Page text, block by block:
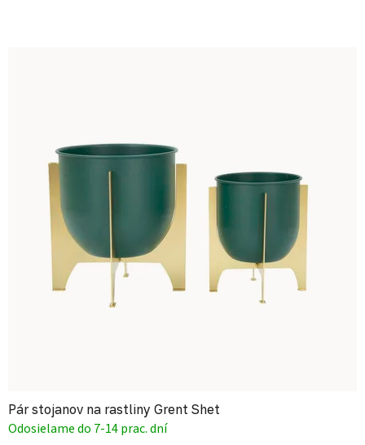
Pár stojanov na rastliny Grent Shet
Odosielame do 7-14 prac. dní